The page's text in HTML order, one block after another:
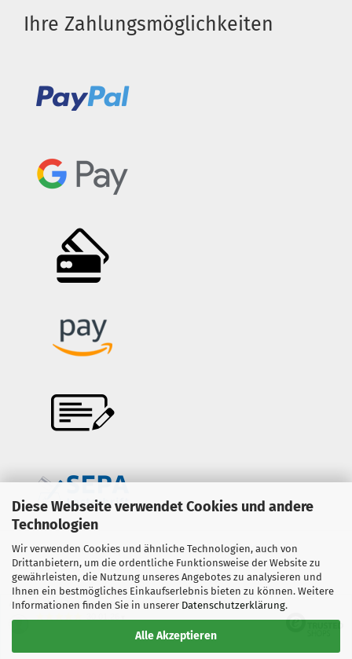
Diese Webseite verwendet Cookies und andere
Technologien
Wir verwenden Cookies und ähnliche Technologien, auch von
Drittanbietern, um die ordentliche Funktionsweise der Website zu
gewährleisten, die Nutzung unseres Angebotes zu analysieren und
Ihnen ein bestmögliches Einkaufserlebnis bieten zu können. Weitere
Informationen finden Sie in unserer Datenschutzerklärung.
Alle Akzeptieren
Ihre Zahlungsmöglichkeiten
Onlineshop erstellenmit Gambio.de © 2026
Ausgewählte Top-Bewertungen für www.copter-trade.de